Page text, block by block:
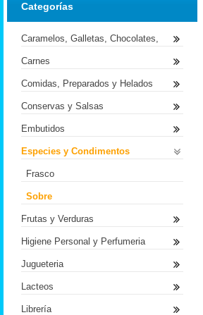
Categorías
Caramelos, Galletas, Chocolates,
Carnes
Comidas, Preparados y Helados
Conservas y Salsas
Embutidos
Especies y Condimentos
Frasco
Sobre
Frutas y Verduras
Higiene Personal y Perfumeria
Jugueteria
Lacteos
Librería